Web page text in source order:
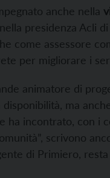
anche nella
presidenza Acli
come assessore
per migliorare i
animatore di
disponibilità, ma
ha incontrato, con i
scrivono
di Primiero,